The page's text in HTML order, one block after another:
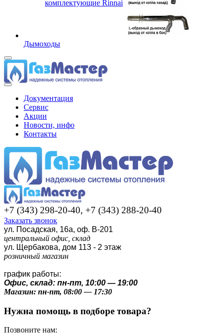
комплектующие Rinnai
Дымоходы
Документация
Сервис
Акции
Новости, инфо
Контакты
+7 (343) 298-20-40, +7 (343) 288-20-40
Заказать звонок
ул. Посадская, 16а, оф. В-201
центральный офис, склад
ул. Щербакова, дом 113 - 2 этаж
розничный магазин
график работы:
Офис, склад: пн-пт, 10:00 — 19:00
Магазин: пн-пт, 08:00 — 17:30
Нужна помощь в подборе товара?
Позвоните нам: